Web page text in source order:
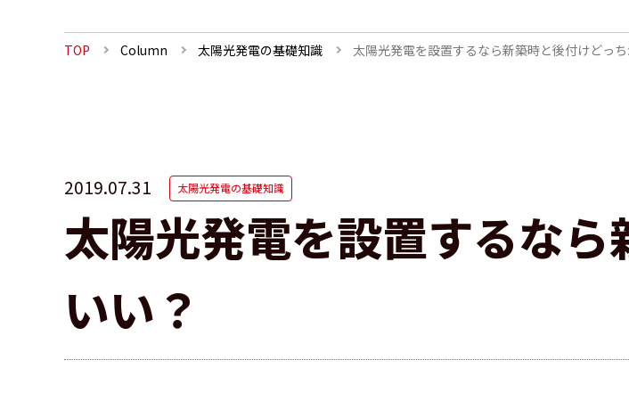
TOP Column 太陽光発電の基礎知識 太陽光発電を設置するなら新築時と後付けどっち
2019.07.31 太陽光発電の基礎知識
太陽光発電を設置するな
いい？